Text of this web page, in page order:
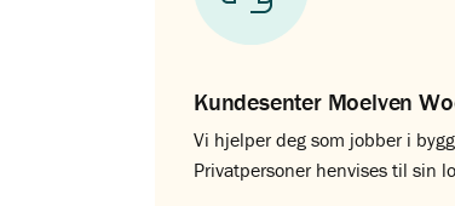
Kundesenter Moelven
Vi hjelper deg som jobber i
Privatpersoner henvises til sin